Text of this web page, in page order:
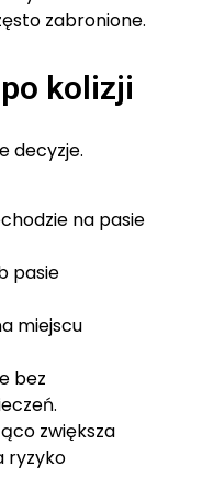
zabronione.
kolizji
decyzje.
na pasie
pasie
miejscu
bez
zwiększa
ryzyko